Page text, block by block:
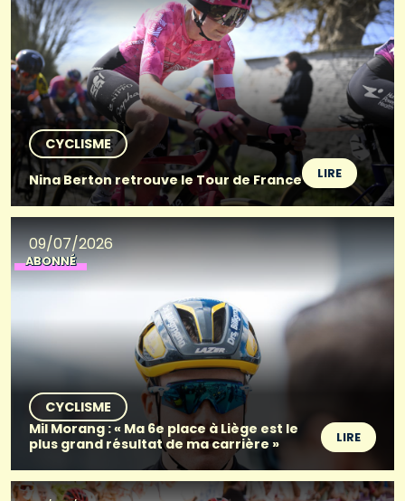
CYCLISME
Nina Berton retrouve le Tour de France
LIRE
09/07/2026
ABONNÉ
CYCLISME
Mil Morang : « Ma 6e place à Liège est le
plus grand résultat de ma carrière »
LIRE